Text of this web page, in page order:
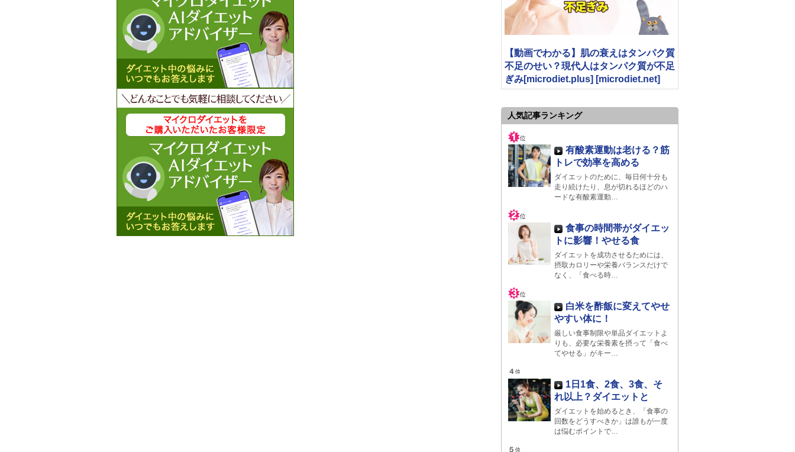
【動画でわかる】肌の衰えはタンパク質
不足のせい？現代人はタンパク質が不足
ぎみ[microdiet.plus] [microdiet.net]
人気記事ランキング
有酸素運動は老ける？筋
トレで効率を高める
ダイエットのために、毎日何十分も
走り続けたり、息が切れるほどのハ
ードな有酸素運動…
食事の時間帯がダイエッ
トに影響！やせる食
ダイエットを成功させるためには、
摂取カロリーや栄養バランスだけで
なく、「食べる時…
白米を酢飯に変えてやせ
やすい体に！
厳しい食事制限や単品ダイエットよ
りも、必要な栄養素を摂って「食べ
てやせる」がキー…
1日1食、2食、3食、そ
れ以上？ダイエットと
ダイエットを始めるとき、「食事の
回数をどうすべきか」は誰もが一度
は悩むポイントで…